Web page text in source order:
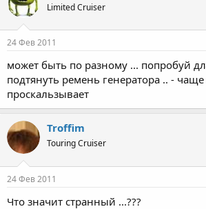
Limited Cruiser
24 Фев 2011
может быть по разному ... попробуй
подтянуть ремень генератора .. - чаще
проскальзывает
Troffim
Touring Cruiser
24 Фев 2011
Что значит странный ...???